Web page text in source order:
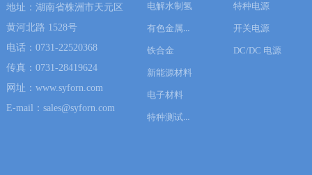
地址：湖南省株洲市天元区
黄河北路 1528号
电话：0731-22520368
传真：0731-28419624
网址：www.syforn.com
E-mail：sales@syforn.com
电解水制氢
有色金属冶炼
铁合金
新能源材料
电子材料
特种测试电源
特种电源
开关电源
DC/DC 电源